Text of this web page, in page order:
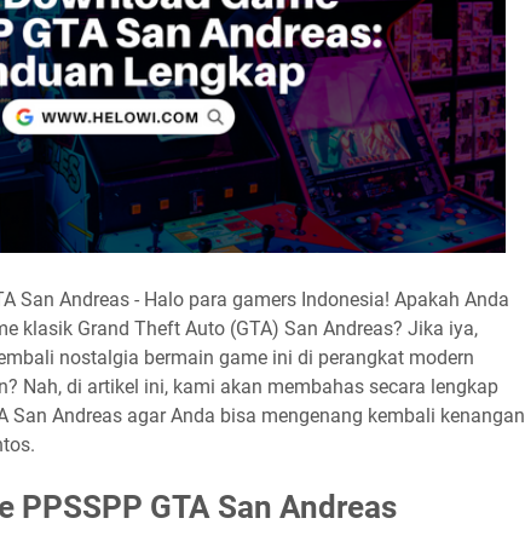
San Andreas - Halo para gamers Indonesia! Apakah Anda
klasik Grand Theft Auto (GTA) San Andreas? Jika iya,
nostalgia bermain game ini di perangkat modern
Nah, di artikel ini, kami akan membahas secara lengkap
San Andreas agar Anda bisa mengenang kembali kenangan
PPSSPP GTA San Andreas